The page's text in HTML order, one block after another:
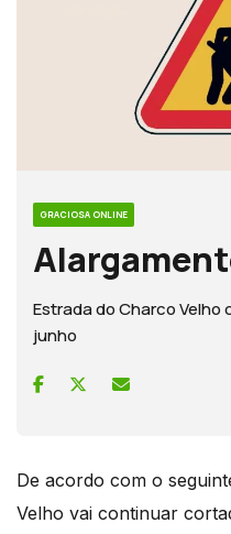
GRACIOSA ONLINE
Estrada do Charco
junho
De acordo com o
Velho vai continuar